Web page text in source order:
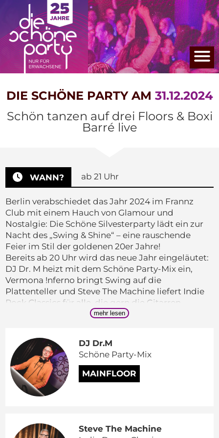
DIE SCHÖNE PARTY AM 31.12.2024
Schön tanzen auf drei Floors & Boxi
Barré live
DJ Dr.M
Schöne Party-Mix
MAINFLOOR
Steve The Machine
WANN? ab 21 Uhr
Berlin verabschiedet das Jahr 2024 im Frannz
Club mit einem Hauch von Glamour und
Nostalgie: Die Schöne Silvesterparty lädt ein zur
Nacht des „Swing & Shine“ – eine rauschende
Feier im Stil der goldenen 20er Jahre!
Bereits ab 20 Uhr wird das neue Jahr eingeläutet:
DJ Dr. M heizt mit dem Schöne Party-Mix ein,
Vermona !nferno bringt Swing auf die
Plattenteller und Steve The Machine liefert Indie
Rock Classics für alle, die gern die Gitarren
sprechen lassen. Drei Dancefloors und der
Kulturbrauerei sorgen für die richtige
Atmosphäre.
Für das Live-Erlebnis des Abends sorgt BOXI
BARRÈ. Wenn 20er-Jahre-Jazz und 80er-Punk in
Berlin ein Kind bekämen, würde es genau so
kein Fuß still bleibt. BOXI BARRÈ fängt das Flair
ihrer Nachbarschaft mit einem Augenzwinkern
mehr lesen